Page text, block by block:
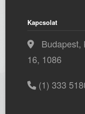
Kapcsolat
Budapest,
16, 1086
(1) 333